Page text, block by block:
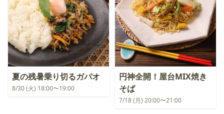
夏の残暑乗り切るガパオ
8/30 (火) 18:00〜19:00
円神全開！屋台MIX焼き
そば
7/18 (月) 20:00〜21:00